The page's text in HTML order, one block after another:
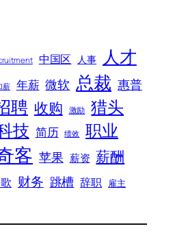
中国区 人事 人才
薪 年薪 微软 总裁 惠普
聘 收购 激励 猎头
技 简历 绩效 职业
客 苹果 薪资 薪酬
财务 跳槽 辞职 雇主